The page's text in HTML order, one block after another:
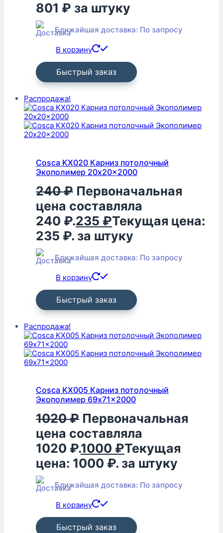
801 ₽ за штуку
Ближайшая доставка: По запросу
В корзину
Быстрый заказ
Распродажа!
Cosca KX020 Карниз потолочный
Экополимер 20x20x2000
240₽ Первоначальная
цена составляла
240 ₽.235 ₽Текущая цена:
235 ₽. за штуку
Ближайшая доставка: По запросу
В корзину
Быстрый заказ
Распродажа!
Cosca KX005 Карниз потолочный
Экополимер 69x71x2000
1020₽ Первоначальная
цена составляла
1020 ₽.1000 ₽Текущая
цена: 1000 ₽. за штуку
Ближайшая доставка: По запросу
В корзину
Быстрый заказ